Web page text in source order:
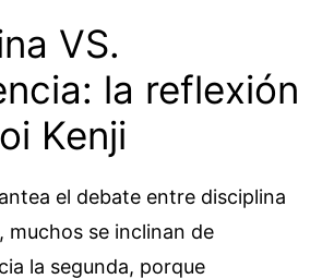
VS.
la reflexión
Kenji
el debate entre disciplina
muchos se inclinan de
la segunda, porque